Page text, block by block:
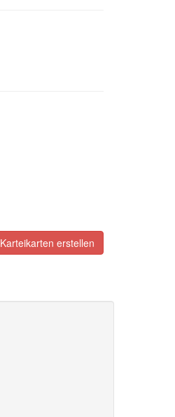
Karteikarten erstellen